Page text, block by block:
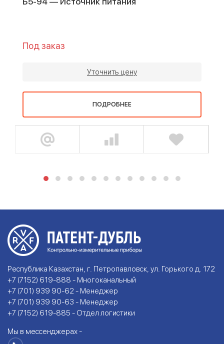
Под заказ
Уточнить цену
ПОДРОБНЕЕ
Республика Казахстан, г. Петропавловск, ул. Горького д. 172
+7 (7152) 619-888 - Многоканальный
+7 (701) 939 90-62 - Менеджер
+7 (701) 939 90-63 - Менеджер
+7 (7152) 619-885 - Отдел логистики
Мы в мессенджерах -